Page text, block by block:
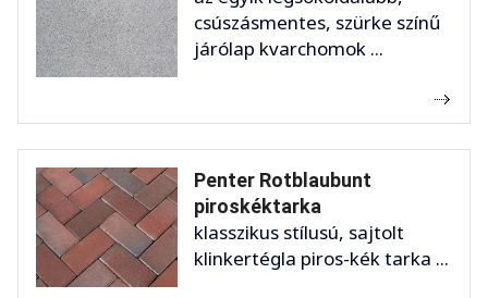
csúszásmentes, szürke színű
járólap kvarchomok ...
Penter Rotblaubunt
piroskéktarka
klasszikus stílusú, sajtolt
klinkertégla piros-kék tarka ...